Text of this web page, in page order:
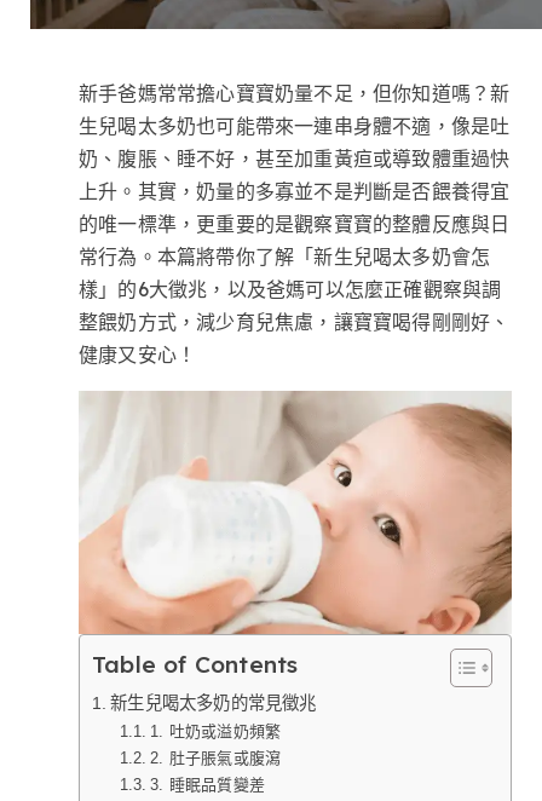
新手爸媽常常擔心寶寶奶量不足，但你知道嗎？新
生兒喝太多奶也可能帶來一連串身體不適，像是吐
奶、腹脹、睡不好，甚至加重黃疸或導致體重過快
上升。其實，奶量的多寡並不是判斷是否餵養得宜
的唯一標準，更重要的是觀察寶寶的整體反應與日
常行為。本篇將帶你了解「新生兒喝太多奶會怎
樣」的6大徵兆，以及爸媽可以怎麼正確觀察與調
整餵奶方式，減少育兒焦慮，讓寶寶喝得剛剛好、
健康又安心！
Table of Contents
新生兒喝太多奶的常見徵兆
1. 吐奶或溢奶頻繁
2. 肚子脹氣或腹瀉
3. 睡眠品質變差